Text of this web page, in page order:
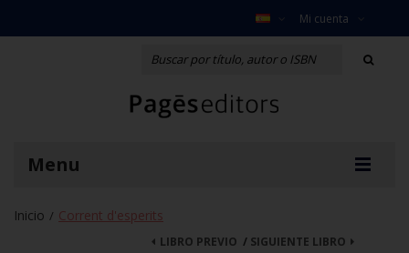
Mi cuenta
Menu
Inicio / Corrent d'esperits
SIGUIENTE LIBRO
LIBRO PREVIO /